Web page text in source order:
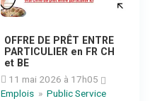
OFFRE DE PRÊT ENTRE
PARTICULIER en FR CH
et BE
11 mai 2026 à 17h05
Emplois » Public Service